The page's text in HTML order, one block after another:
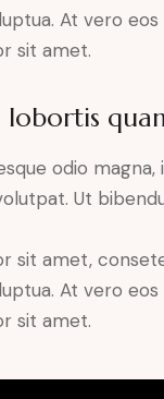
At vero
sit amet.
lobortis
odio magna,
Ut
sit amet,
At vero
sit amet.